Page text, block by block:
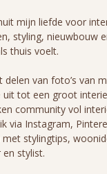
mijn liefde voor
styling, nieuwbouw
thuis voelt.
van foto’s van
uit tot een groot
community vol
via Instagram,
stylingtips,
stylist.